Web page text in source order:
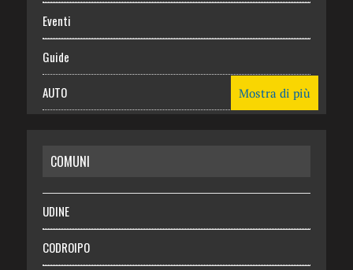
Eventi
Guide
AUTO
RISPARMIO
SALUTE
Necrologie
Mostra di più
COMUNI
UDINE
CODROIPO